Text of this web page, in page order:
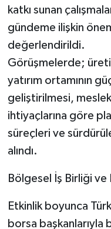
katkı sunan
gündeme ilişkin
değerlendirildi.
Görüşmelerde;
yatırım ortamının
geliştirilmesi,
ihtiyaçlarına göre
süreçleri ve
alındı.
Bölgesel İş Birliği ve
Etkinlik boyunca
borsa